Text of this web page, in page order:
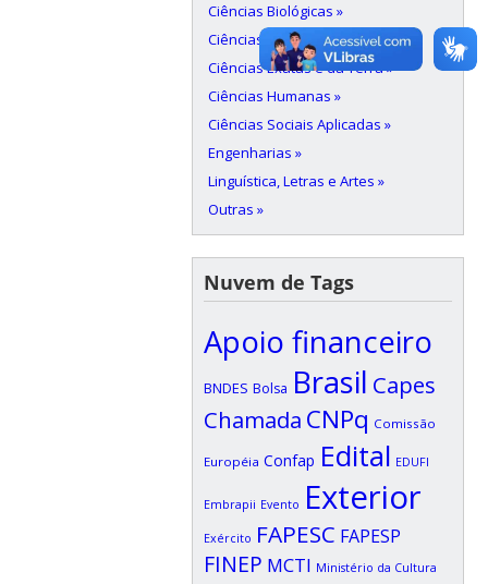
Ciências Biológicas »
Ciências da Saúde »
Ciências Exatas e da Terra »
Ciências Humanas »
Ciências Sociais Aplicadas »
Engenharias »
Linguística, Letras e Artes »
Outras »
Nuvem de Tags
Apoio financeiro
BNDES Bolsa Brasil Capes
Chamada CNPq Comissão
Européia Confap Edital EDUFI
Embrapii Evento Exterior
Exército FAPESC FAPESP
FINEP MCTI Ministério da Cultura